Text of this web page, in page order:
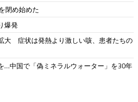
閉め始めた
爆発
大 症状は発熱より激しい咳、患者たちの
…中国で「偽ミネラルウォーター」を30年